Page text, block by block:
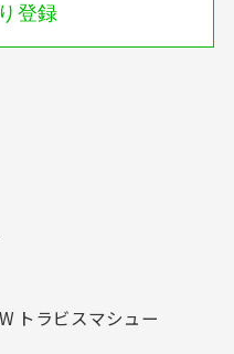
登録
トラビスマシュー